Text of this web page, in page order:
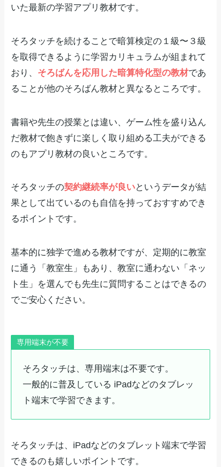
いた最新の学習アプリ教材です。
そろタッチを続けることで暗算検定の１級〜３級
を取得できるように学習カリキュラムが組まれて
おり、 そろばんを応用した暗算特化型の教材であ
ることが他のそろばん教材と異なるところです。
書籍や先生の授業とは違い、ゲーム性を盛り込ん
だ教材で飽きずに楽しく取り組める工夫ができる
のもアプリ教材の良いところです。
そろタッチの契約継続率が良いというデータが結
果として出ているのも自信を持っておすすめでき
るポイントです。
基本的に独学で進める教材ですが、定期的に教室
に通う「教室生」もあり、教室に通わない「ネッ
ト生」を選んでも先生に質問することはできるの
でご安心ください。
専用端末が不要
そろタッチは、専用端末は不要です。
一般的に普及している iPadなどのタブレッ
ト端末で学習できます。
そろタッチは、iPadなどのタブレット端末で学習
できるのも嬉しいポイントです。